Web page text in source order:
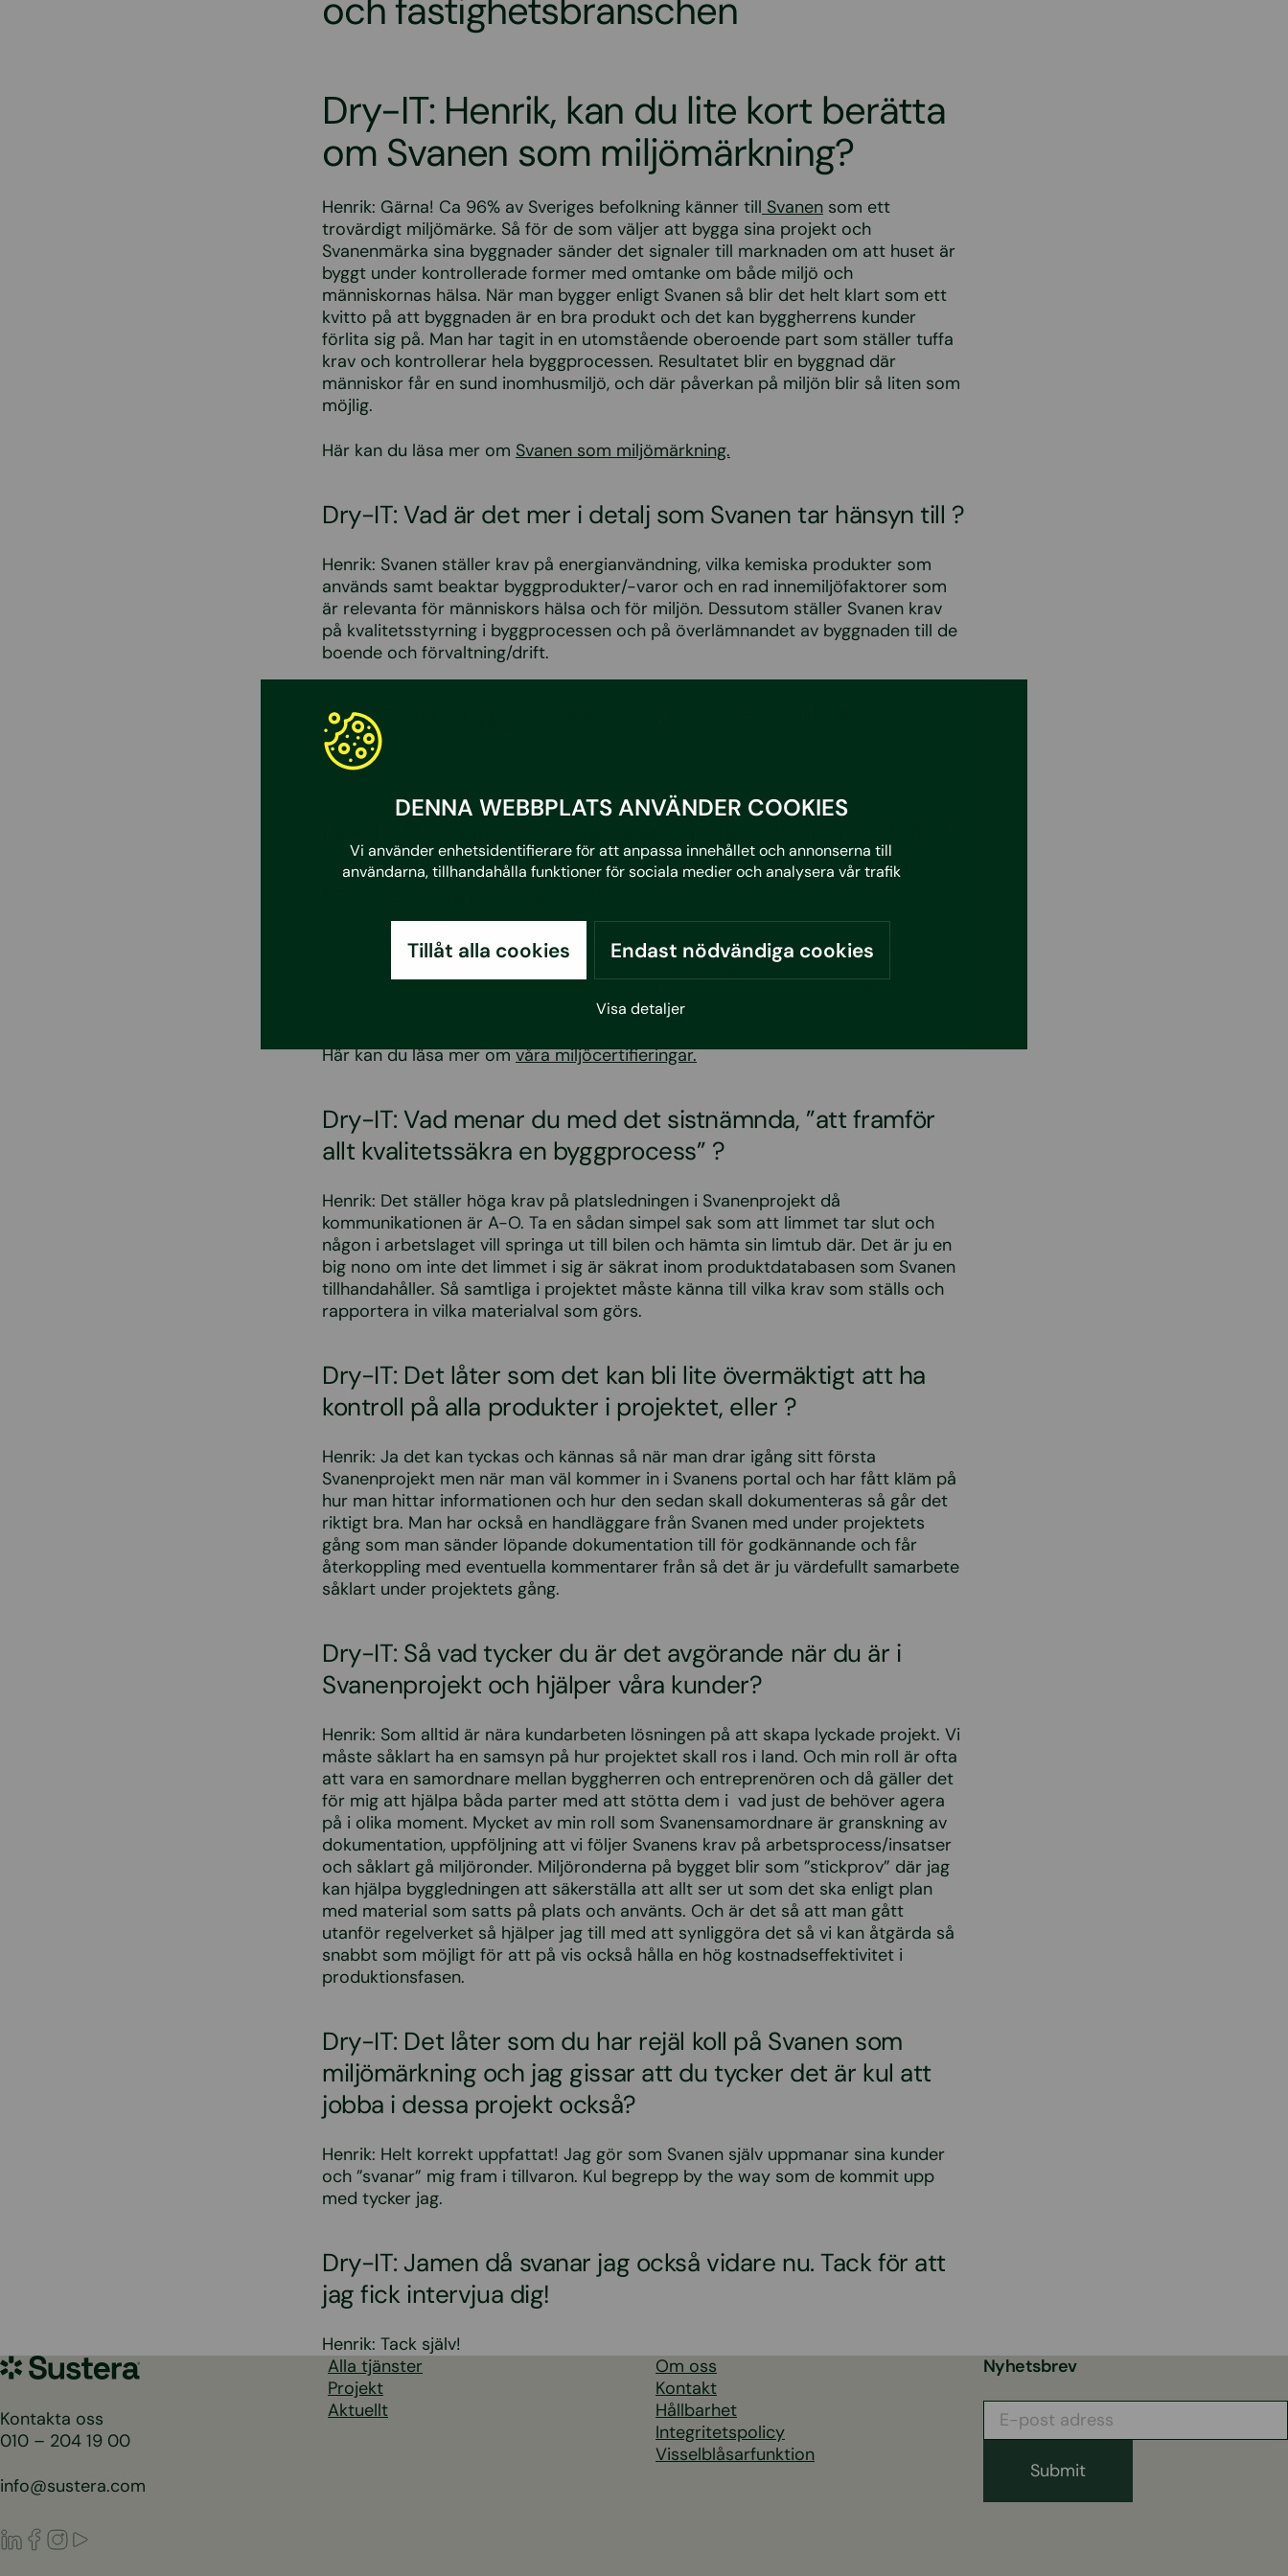
DENNA WEBBPLATS ANVÄNDER COOKIES
Vi använder enhetsidentifierare för att anpassa innehållet och annonserna till
användarna, tillhandahålla funktioner för sociala medier och analysera vår trafik
Tillåt alla cookies Endast nödvändiga cookies
Visa detaljer
och fastighetsbranschen
Dry-IT: Henrik, kan du lite kort berätta
om Svanen som miljömärkning?
Henrik: Gärna! Ca 96% av Sveriges befolkning känner till Svanen som ett
trovärdigt miljömärke. Så för de som väljer att bygga sina projekt och
Svanenmärka sina byggnader sänder det signaler till marknaden om att huset är
byggt under kontrollerade former med omtanke om både miljö och
människornas hälsa. När man bygger enligt Svanen så blir det helt klart som ett
kvitto på att byggnaden är en bra produkt och det kan byggherrens kunder
förlita sig på. Man har tagit in en utomstående oberoende part som ställer tuffa
krav och kontrollerar hela byggprocessen. Resultatet blir en byggnad där
människor får en sund inomhusmiljö, och där påverkan på miljön blir så liten som
möjlig.
Här kan du läsa mer om Svanen som miljömärkning.
Dry-IT: Vad är det mer i detalj som Svanen tar hänsyn till ?
Henrik: Svanen ställer krav på energianvändning, vilka kemiska produkter som
används samt beaktar byggprodukter/-varor och en rad innemiljöfaktorer som
är relevanta för människors hälsa och för miljön. Dessutom ställer Svanen krav
på kvalitetsstyrning i byggprocessen och på överlämnandet av byggnaden till de
boende och förvaltning/drift.
Dry-IT: Vilka byggnader kan man Svanenmärka?
Henrik: Svanen omfattar idag småhus, flerbostadshus och förskolebyggnader.
för en byggnad ur hållbarhets- och miljösynpunkt, hur
Henrik: Svanenmärkta byggnader är just värderade med livscykelperspektivet
och uppfyller därmed t ex: låg energianvändning, höga miljö- och hälsokrav på
Här kan du läsa mer omvåra miljöcertifieringar.
Dry-IT: Vad menar du med det sistnämnda, ”att framför
allt kvalitetssäkra en byggprocess” ?
Henrik: Det ställer höga krav på platsledningen i Svanenprojekt då
kommunikationen är A-O. Ta en sådan simpel sak som att limmet tar slut och
någon i arbetslaget vill springa ut till bilen och hämta sin limtub där. Det är ju en
big nono om inte det limmet i sig är säkrat inom produktdatabasen som Svanen
tillhandahåller. Så samtliga i projektet måste känna till vilka krav som ställs och
rapportera in vilka materialval som görs.
Dry-IT: Det låter som det kan bli lite övermäktigt att ha
kontroll på alla produkter i projektet, eller ?
Henrik: Ja det kan tyckas och kännas så när man drar igång sitt första
Svanenprojekt men när man väl kommer in i Svanens portal och har fått kläm på
hur man hittar informationen och hur den sedan skall dokumenteras så går det
riktigt bra. Man har också en handläggare från Svanen med under projektets
gång som man sänder löpande dokumentation till för godkännande och får
återkoppling med eventuella kommentarer från så det är ju värdefullt samarbete
såklart under projektets gång.
Dry-IT: Så vad tycker du är det avgörande när du är i
Svanenprojekt och hjälper våra kunder?
Henrik: Som alltid är nära kundarbeten lösningen på att skapa lyckade projekt. Vi
måste såklart ha en samsyn på hur projektet skall ros i land. Och min roll är ofta
att vara en samordnare mellan byggherren och entreprenören och då gäller det
för mig att hjälpa båda parter med att stötta dem i vad just de behöver agera
på i olika moment. Mycket av min roll som Svanensamordnare är granskning av
dokumentation, uppföljning att vi följer Svanens krav på arbetsprocess/insatser
och såklart gå miljöronder. Miljöronderna på bygget blir som ”stickprov” där jag
kan hjälpa byggledningen att säkerställa att allt ser ut som det ska enligt plan
med material som satts på plats och använts. Och är det så att man gått
utanför regelverket så hjälper jag till med att synliggöra det så vi kan åtgärda så
snabbt som möjligt för att på vis också hålla en hög kostnadseffektivitet i
produktionsfasen.
Dry-IT: Det låter som du har rejäl koll på Svanen som
miljömärkning och jag gissar att du tycker det är kul att
jobba i dessa projekt också?
Henrik: Helt korrekt uppfattat! Jag gör som Svanen själv uppmanar sina kunder
och ”svanar” mig fram i tillvaron. Kul begrepp by the way som de kommit upp
med tycker jag.
Dry-IT: Jamen då svanar jag också vidare nu. Tack för att
jag fick intervjua dig!
Henrik: Tack själv!
Sustera
Sweden
Kontakta oss
010 – 204 19 00
info@sustera.com
LinkedIn
Facebook
Instagram
Alla tjänster
Projekt
Aktuellt
Om oss
Kontakt
Hållbarhet
Integritetspolicy
Visselblåsarfunktion
Nyhetsbrev
E-
post